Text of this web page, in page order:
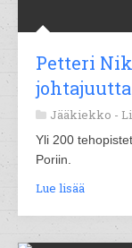
Petteri
Jääkiekko -
Yli 200
Poriin.
Lue lisää